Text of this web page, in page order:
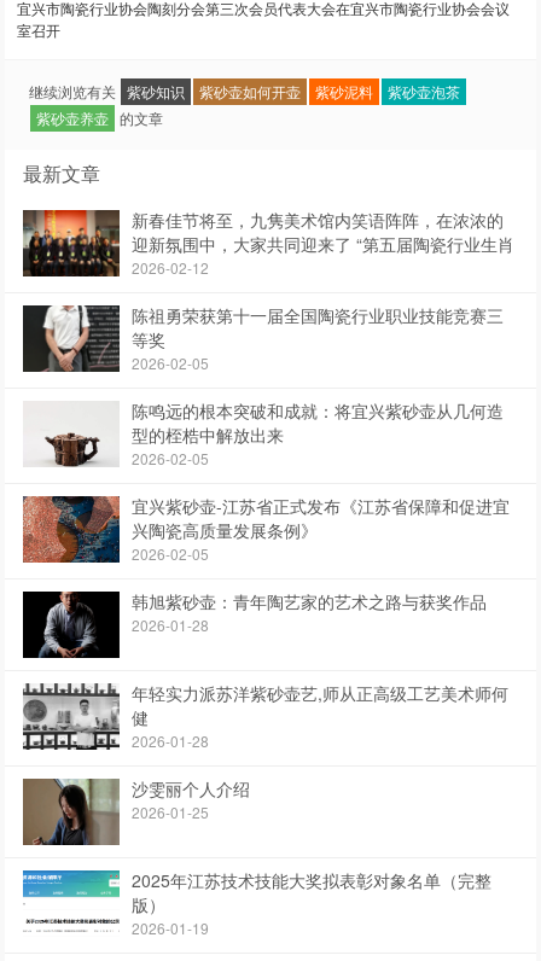
宜兴市陶瓷行业协会陶刻分会第三次会员代表大会在宜兴市陶瓷行业协会会议
室召开
继续浏览有关 紫砂知识 紫砂壶如何开壶 紫砂泥料
紫砂壶泡茶
紫砂壶养壶 的文章
最新文章
新春佳节将至，九隽美术馆内笑语阵阵，在浓浓的
迎新氛围中，大家共同迎来了 “第五届陶瓷行业生肖
作品展”
2026-02-12
陈祖勇荣获第十一届全国陶瓷行业职业技能竞赛三
等奖
2026-02-05
陈鸣远的根本突破和成就：将宜兴紫砂壶从几何造
型的桎梏中解放出来
2026-02-05
宜兴紫砂壶-江苏省正式发布《江苏省保障和促进宜
兴陶瓷高质量发展条例》
2026-02-05
韩旭紫砂壶：青年陶艺家的艺术之路与获奖作品
2026-01-28
年轻实力派苏洋紫砂壶艺,师从正高级工艺美术师何
健
2026-01-28
沙雯丽个人介绍
2026-01-25
2025年江苏技术技能大奖拟表彰对象名单（完整
版）
2026-01-19